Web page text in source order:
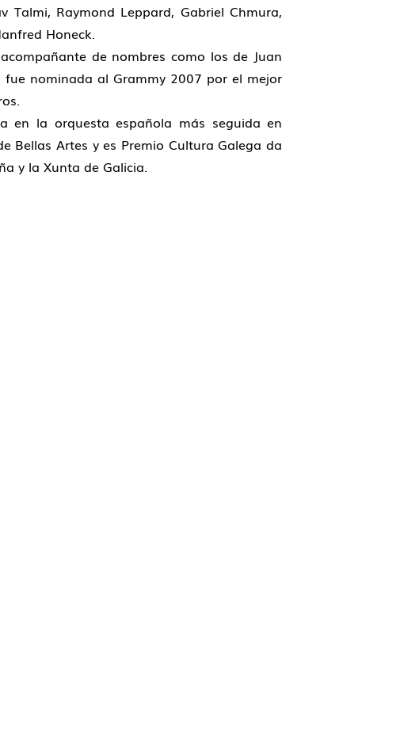
Talmi, Raymond Leppard, Gabriel Chmura,
Honeck.
de nombres como los de Juan
nominada al Grammy 2007 por el mejor
en la orquesta española más seguida en
Bellas Artes y es Premio Cultura Galega da
y la Xunta de Galicia.